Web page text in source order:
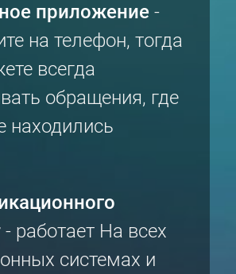
приложение-
на телефон, тогда
всегда
обращения, где
находились
- работает На всех
системах и